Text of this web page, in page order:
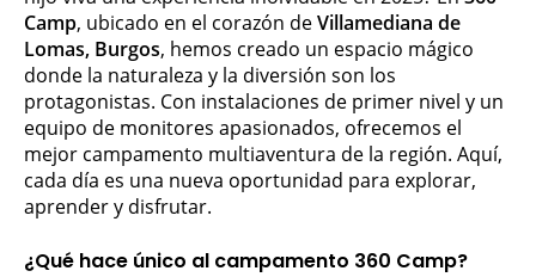
Camp, ubicado en el corazón deVillamediana de
Lomas, Burgos, hemos creado un espacio mágico
donde la naturaleza y la diversión son los
protagonistas. Con instalaciones de primer nivel y un
equipo de monitores apasionados, ofrecemos el
mejor campamento multiaventura de la región. Aquí,
cada día es una nueva oportunidad para explorar,
aprender y disfrutar.
¿Qué hace único al campamento 360 Camp?